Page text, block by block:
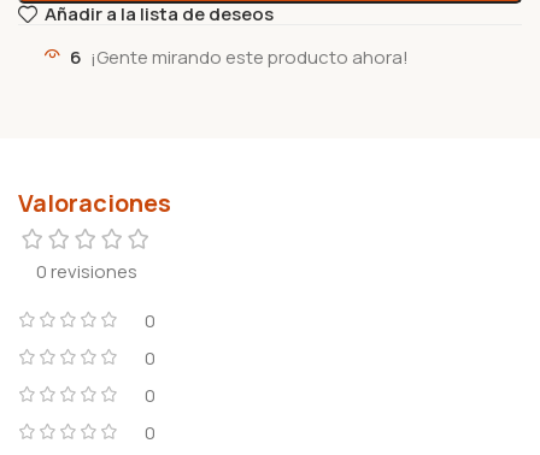
Añadir a la lista de deseos
6 ¡Gente mirando este producto ahora!
Valoraciones
0 revisiones
0
0
0
0